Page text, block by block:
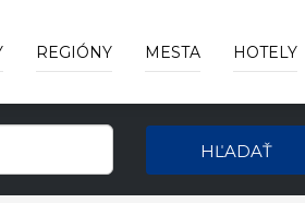
REGIÓNY MESTA HOTELY
HĽADAŤ